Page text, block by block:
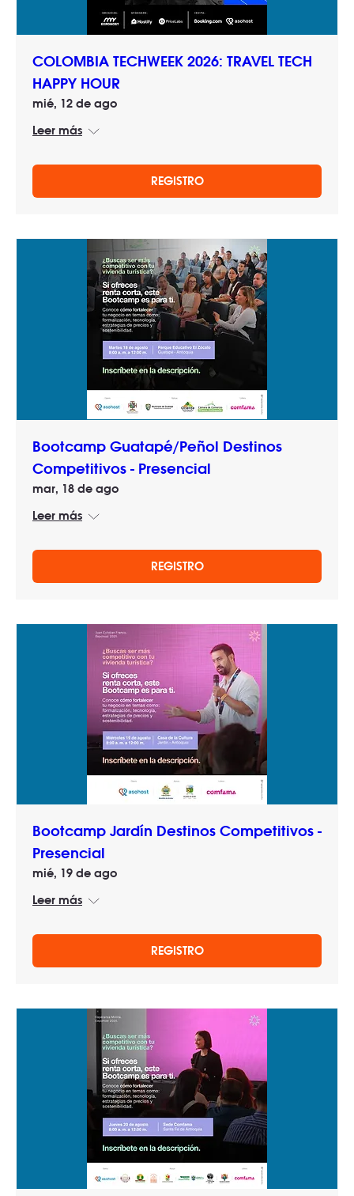
COLOMBIA TECHWEEK 2026: TRAVEL TECH
HAPPY HOUR
mié, 12 de ago
Leer más
REGISTRO
Bootcamp Guatapé/Peñol Destinos
Competitivos - Presencial
mar, 18 de ago
Leer más
REGISTRO
Bootcamp Jardín Destinos Competitivos -
Presencial
mié, 19 de ago
Leer más
REGISTRO